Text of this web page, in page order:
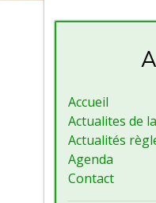
Accueil
Actualites de
Actualités
Agenda
Contact